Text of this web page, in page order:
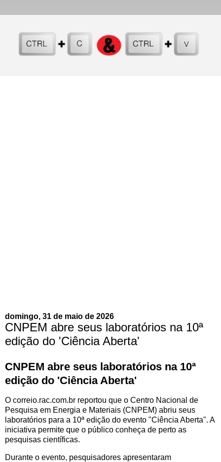
domingo, 31 de maio de 2026
CNPEM abre seus laboratórios na 10ª
edição do 'Ciência Aberta'
CNPEM abre seus laboratórios na 10ª
edição do 'Ciência Aberta'
O correio.rac.com.br reportou que o Centro Nacional de
Pesquisa em Energia e Materiais (CNPEM) abriu seus
laboratórios para a 10ª edição do evento "Ciência Aberta". A
iniciativa permite que o público conheça de perto as
pesquisas científicas.
Durante o evento, pesquisadores apresentaram